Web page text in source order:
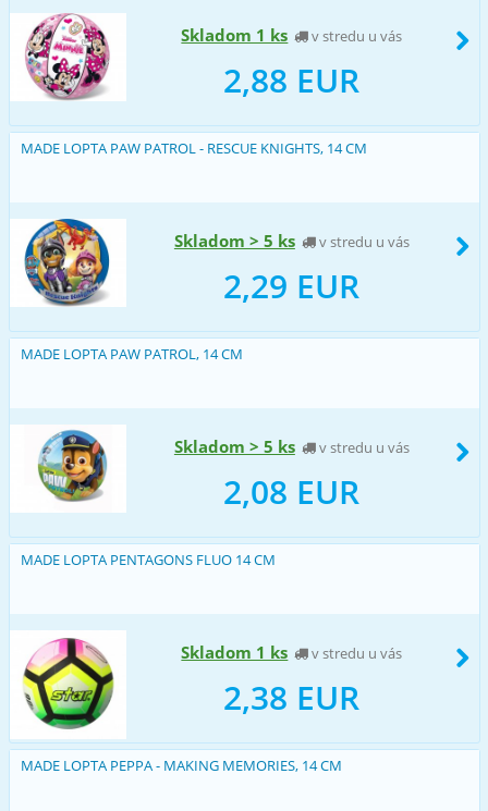
Skladom 1 ks v stredu u vás
2,88 EUR
MADE LOPTA PAW PATROL - RESCUE KNIGHTS, 14 CM
Skladom > 5 ks v stredu u vás
2,29 EUR
MADE LOPTA PAW PATROL, 14 CM
Skladom > 5 ks v stredu u vás
2,08 EUR
MADE LOPTA PENTAGONS FLUO 14 CM
Skladom 1 ks v stredu u vás
2,38 EUR
MADE LOPTA PEPPA - MAKING MEMORIES, 14 CM